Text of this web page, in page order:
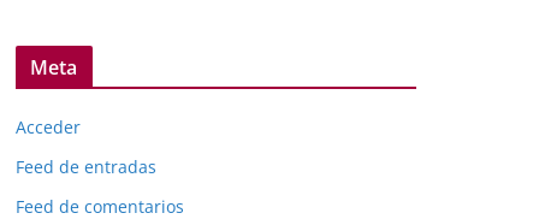
Meta
Acceder
Feed de entradas
Feed de comentarios